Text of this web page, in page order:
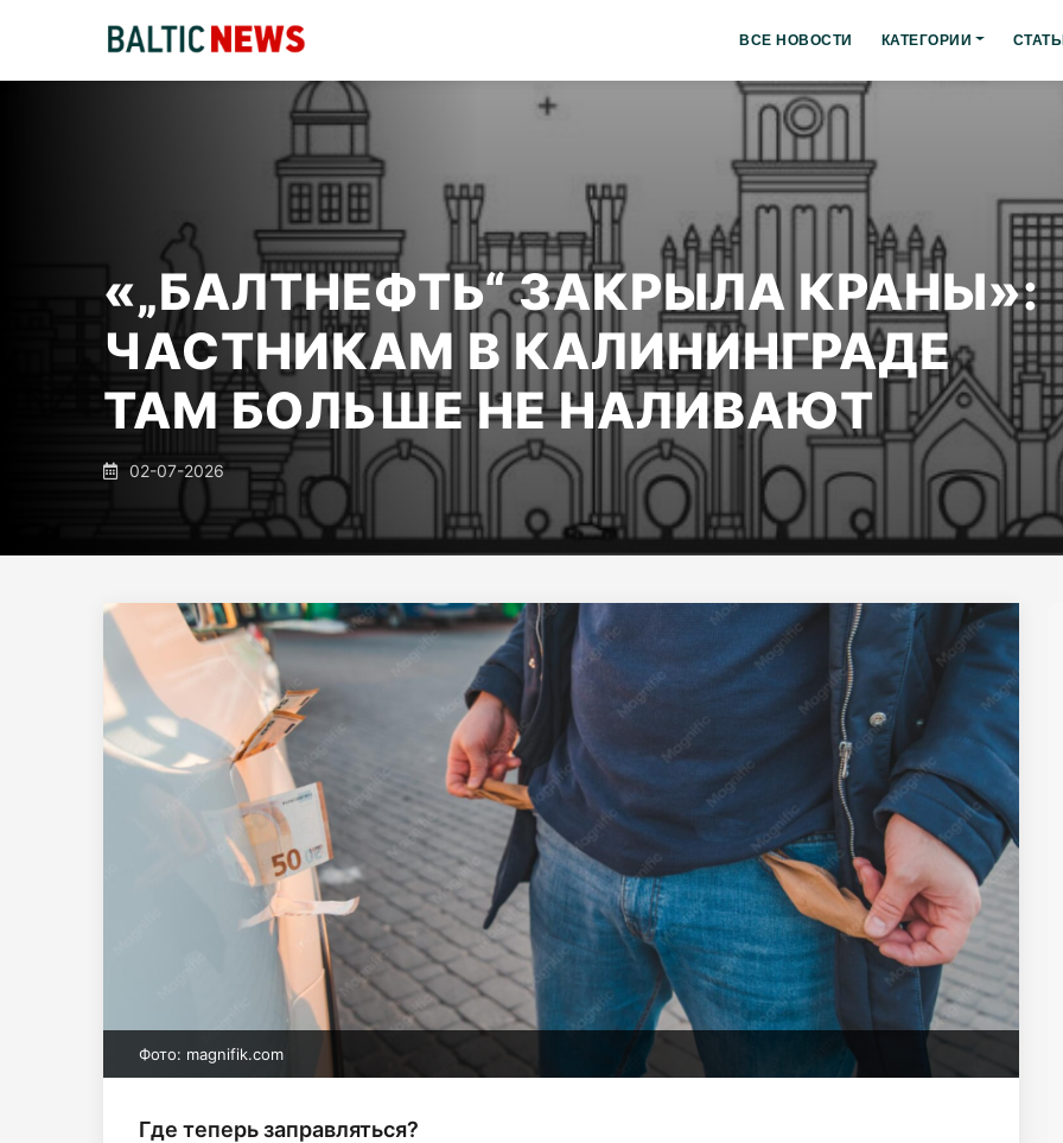
ВСЕ НОВОСТИ КАТЕГОРИИ
«„БАЛТНЕФТЬ“ ЗАКРЫЛА КРАНЫ»:
ЧАСТНИКАМ В КАЛИНИНГРАДЕ
ТАМ БОЛЬШЕ НЕ НАЛИВАЮТ
02-07-2026
Фото: magnifik.com
Где теперь заправляться?